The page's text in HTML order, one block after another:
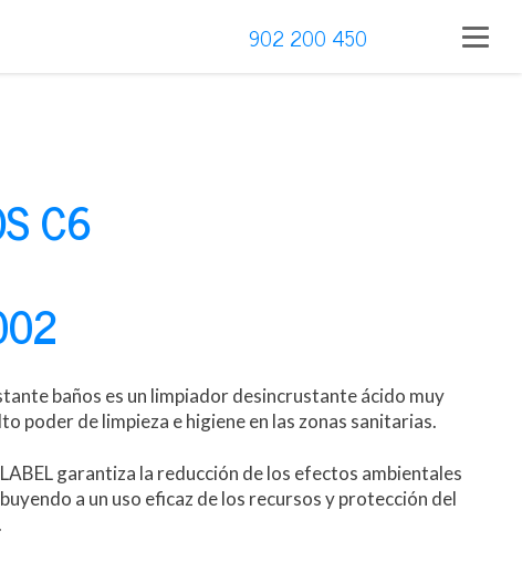
902 200 450
C6
baños es un limpiador desincrustante ácido muy
poder de limpieza e higiene en las zonas sanitarias.
garantiza la reducción de los efectos ambientales
a un uso eficaz de los recursos y protección del